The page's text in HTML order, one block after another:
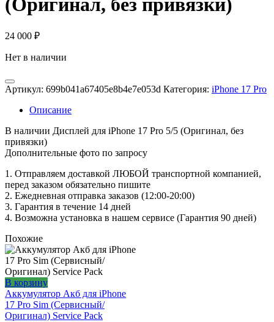
24 000 ₽
Нет в наличии
Артикул: 699b041a67405e8b4e7e053d Категория: iPhone 17 Pro
Описание
В наличии Дисплей для iPhone 17 Pro 5/5 (Оригинал, без
привязки)
Дополнительные фото по запросу
1. Oтпpавляем доставкой ЛЮБОЙ транспортной компанией,
перед заказом обязательно пишите
2. Ежедневная отправка заказов (12:00-20:00)
3. Гарантия в течение 14 дней
4. Возможна установка в нашем сервисе (Гарантия 90 дней)
Похожие
В корзину
Аккумулятор Акб для iPhone
17 Pro Sim (Сервисный/
Оригинал) Service Pack